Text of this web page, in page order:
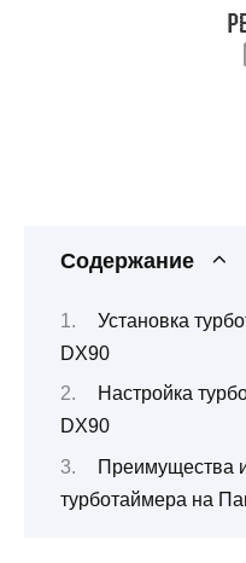
Содержание
Установка
DX90
Настройка
DX90
Преимущества
турботаймера на